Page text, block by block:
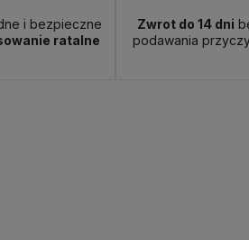
i bezpieczne
ratalne
Zwrot do 14 dni
podawania